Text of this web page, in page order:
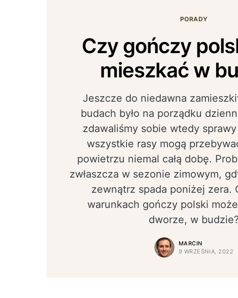
PORADY
Czy gończy
mieszkać w
Jeszcze do niedawna
budach było na porządku
zdawaliśmy sobie wtedy
wszystkie rasy mogą
powietrzu niemal całą dobę.
zwłaszcza w sezonie zimowym,
zewnątrz spada poniżej zera.
warunkach gończy polski
dworze, w budzie?
MARCIN
9 WRZEŚNIA, 2022